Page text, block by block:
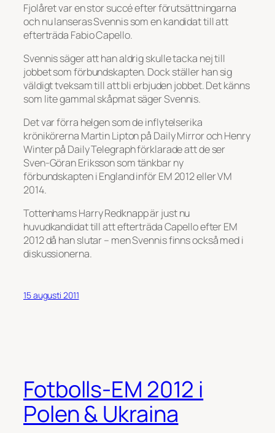
Fjolåret var en stor succé efter förutsättningarna
och nu lanseras Svennis som en kandidat till att
efterträda Fabio Capello.
Svennis säger att han aldrig skulle tacka nej till
jobbet som förbundskapten. Dock ställer han sig
väldigt tveksam till att bli erbjuden jobbet. Det känns
som lite gammal skåpmat säger Svennis.
Det var förra helgen som de inflytelserika
krönikörerna Martin Lipton på Daily Mirror och Henry
Winter på Daily Telegraph förklarade att de ser
Sven-Göran Eriksson som tänkbar ny
förbundskapten i England inför EM 2012 eller VM
2014.
Tottenhams Harry Redknapp är just nu
huvudkandidat till att efterträda Capello efter EM
2012 då han slutar – men Svennis finns också med i
diskussionerna.
15 augusti 2011
Fotbolls-EM 2012 i
Polen & Ukraina